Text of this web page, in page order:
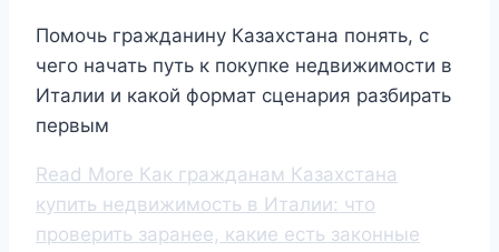
Помочь гражданину Казахстана понять, с
чего начать путь к покупке недвижимости в
Италии и какой формат сценария разбирать
первым
Read More Как гражданам Казахстана
купить недвижимость в Италии: что
проверить заранее, какие есть законные